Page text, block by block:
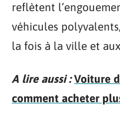
reflètent
véhicules
la fois à la ville et
A lire aussi : Voiture
comment acheter